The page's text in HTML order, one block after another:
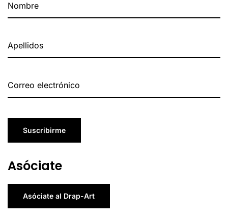
Suscribirme
Asóciate
Asóciate al Drap-Art